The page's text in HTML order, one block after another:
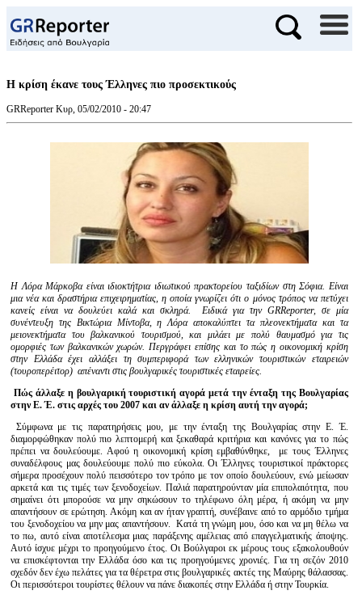
Η κρίση έκανε τους Έλληνες πιο προσεκτικούς
GRReporter Κυρ, 05/02/2010 - 20:47
Η Λόρα Μάρκοβα είναι ιδιοκτήτρια ιδιωτικού πρακτορείου ταξιδίων στη Σόφια. Είναι
μια νέα και δραστήρια επιχειρηματίας, η οποία γνωρίζει ότι ο μόνος τρόπος να πετύχει
κανείς είναι να δουλεύει καλά και σκληρά. Ειδικά για την GRReporter, σε μία
συνέντευξη της Βικτώρια Μίντοβα, η Λόρα αποκαλύπτει τα πλεονεκτήματα και τα
μειονεκτήματα του βαλκανικού τουρισμού, και μιλάει με πολύ θαυμασμό για τις
ομορφιές των βαλκανικών χωρών. Περγράφει επίσης και το πώς η οικονομική κρίση
στην Ελλάδα έχει αλλάξει τη συμπεριφορά των ελληνικών τουριστικών εταιρειών
(τουροπερέιτορ) απέναντι στις βουλγαρικές τουριστικές εταιρείες.
Πώς άλλαξε η βουλγαρική τουριστική αγορά μετά την ένταξη της Βουλγαρίας
στην Ε. Έ. στις αρχές του 2007 και αν άλλαξε η κρίση αυτή την αγορά;
Σύμφωνα με τις παρατηρήσεις μου, με την ένταξη της Βουλγαρίας στην Ε. Έ.
διαμορφώθηκαν πολύ πιο λεπτομερή και ξεκαθαρά κριτήρια και κανόνες για το πώς
πρέπει να δουλεύουμε. Αφού η οικονομική κρίση εμβαθύνθηκε, με τους Έλληνες
συναδέλφους μας δουλεύουμε πολύ πιο εύκολα. Οι Έλληνες τουριστικοί πράκτορες
σήμερα προσέχουν πολύ πεισσότερο τον τρόπο με τον οποίο δουλεύουν, ενώ μείωσαν
αρκετά και τις τιμές των ξενοδοχείων. Παλιά παρατηρούνταν μία επιπολαιότητα, που
σημαίνει ότι μπορούσε να μην σηκώσουν το τηλέφωνο όλη μέρα, ή ακόμη να μην
απαντήσουν σε ερώτηση. Ακόμη και αν ήταν γραπτή, συνέβαινε από το αρμόδιο τμήμα
του ξενοδοχείου να μην μας απαντήσουν. Κατά τη γνώμη μου, όσο και να μη θέλω να
το πω, αυτό είναι αποτέλεσμα μιας παράξενης αμέλειας από επαγγελματικής άποψης.
Αυτό ίσχυε μέχρι το προηγούμενο έτος. Οι Βούλγαροι εκ μέρους τους εξακολουθούν
να επισκέφτονται την Ελλάδα όσο και τις προηγούμενες χρονιές. Για τη σεζόν 2010
σχεδόν δεν έχω πελάτες για τα θέρετρα στις βουλγαρικές ακτές της Μαύρης θάλασσας.
Οι περισσότεροι τουρίστες θέλουν να πάνε διακοπές στην Ελλάδα ή στην Τουρκία.